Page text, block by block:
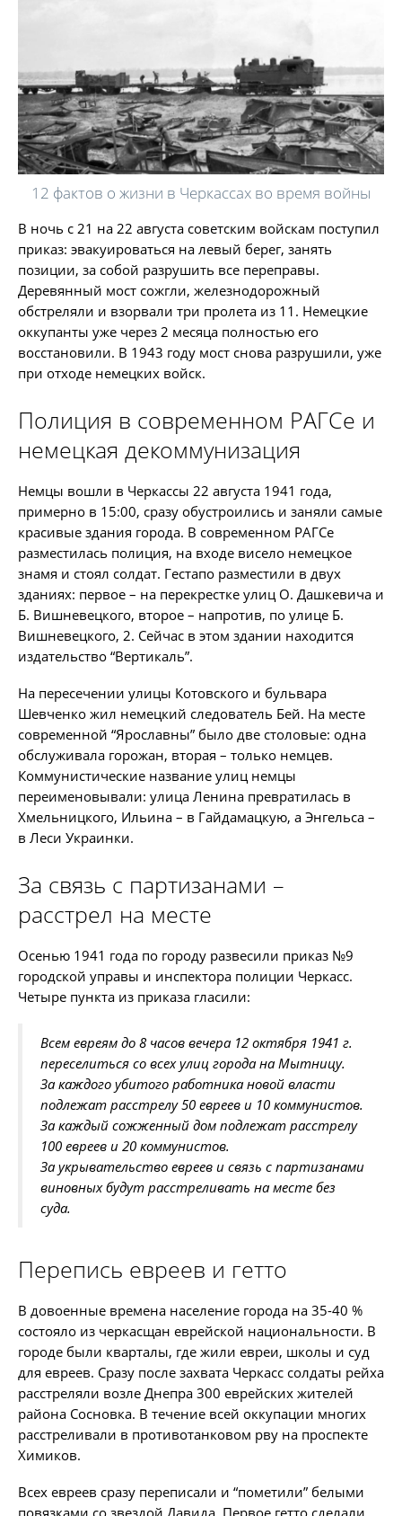
12 фактов о жизни в Черкассах во время войны
В ночь с 21 на 22 августа советским войскам поступил
приказ: эвакуироваться на левый берег, занять
позиции, за собой разрушить все переправы.
Деревянный мост сожгли, железнодорожный
обстреляли и взорвали три пролета из 11. Немецкие
оккупанты уже через 2 месяца полностью его
восстановили. В 1943 году мост снова разрушили, уже
при отходе немецких войск.
Полиция в современном РАГСе и
немецкая декоммунизация
Немцы вошли в Черкассы 22 августа 1941 года,
примерно в 15:00, сразу обустроились и заняли самые
красивые здания города. В современном РАГСе
разместилась полиция, на входе висело немецкое
знамя и стоял солдат. Гестапо разместили в двух
зданиях: первое – на перекрестке улиц О. Дашкевича и
Б. Вишневецкого, второе – напротив, по улице Б.
Вишневецкого, 2. Сейчас в этом здании находится
издательство “Вертикаль”.
На пересечении улицы Котовского и бульвара
Шевченко жил немецкий следователь Бей. На месте
современной “Ярославны” было две столовые: одна
обслуживала горожан, вторая – только немцев.
Коммунистические название улиц немцы
переименовывали: улица Ленина превратилась в
Хмельницкого, Ильина – в Гайдамацкую, а Энгельса –
в Леси Украинки.
За связь с партизанами –
расстрел на месте
Осенью 1941 года по городу развесили приказ №9
городской управы и инспектора полиции Черкасс.
Четыре пункта из приказа гласили:
Всем евреям до 8 часов вечера 12 октября 1941 г.
переселиться со всех улиц города на Мытницу.
За каждого убитого работника новой власти
подлежат расстрелу 50 евреев и 10 коммунистов.
За каждый сожженный дом подлежат расстрелу
100 евреев и 20 коммунистов.
За укрывательство евреев и связь с партизанами
виновных будут расстреливать на месте без
суда.
Перепись евреев и гетто
В довоенные времена население города на 35-40 %
состояло из черкасщан еврейской национальности. В
городе были кварталы, где жили евреи, школы и суд
для евреев. Сразу после захвата Черкасс солдаты рейха
расстреляли возле Днепра 300 еврейских жителей
района Сосновка. В течение всей оккупации многих
расстреливали в противотанковом рву на проспекте
Химиков.
Всех евреев сразу переписали и “пометили” белыми